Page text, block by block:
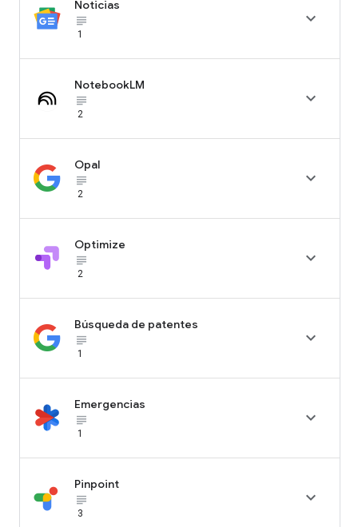
Noticias
subject_black
1

NotebookLM
subject_black
2

Opal
subject_black
2

Optimize
subject_black
2

Búsqueda de patentes
subject_black
1

Emergencias
subject_black
1

Pinpoint
subject_black
3
